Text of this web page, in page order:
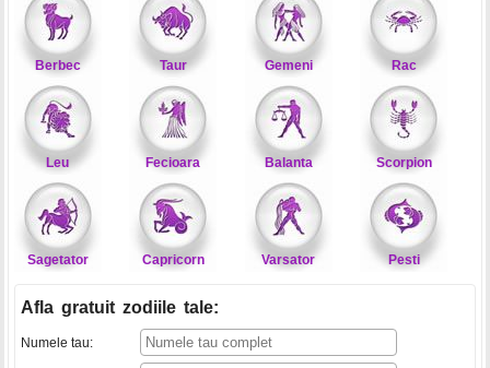
Berbec Taur Gemeni Rac
Leu Fecioara Balanta Scorpion
Sagetator Capricorn Varsator Pesti
Afla gratuit zodiile tale:
Numele tau: